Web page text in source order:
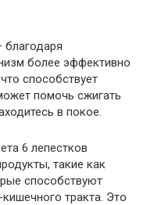
благодаря
более эффективно
способствует
помочь сжигать
в покое.
6 лепестков
такие как
способствуют
тракта. Это